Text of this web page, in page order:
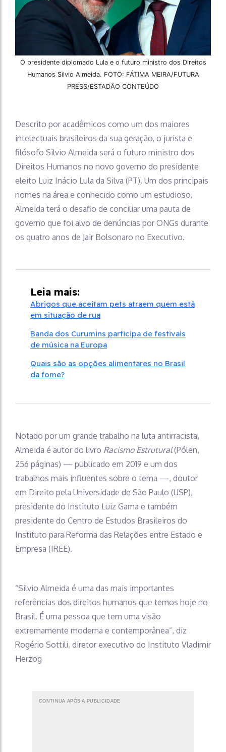
O presidente diplomado Lula e o futuro ministro dos Direitos
Humanos Silvio Almeida. FOTO: FÁTIMA MEIRA/FUTURA
PRESS/ESTADÃO CONTEÚDO
Descrito por acadêmicos como um dos maiores
intelectuais brasileiros da sua geração, o jurista e
filósofo Silvio Almeida será o futuro ministro dos
Direitos Humanos no novo governo do presidente
eleito Luiz Inácio Lula da Silva (PT). Um dos principais
nomes na área e conhecido como um estudioso,
Almeida terá o desafio de conciliar uma pauta de
governo que foi alvo de denúncias por ONGs durante
os quatro anos de Jair Bolsonaro no Executivo.
Leia mais:
Abrigos que aceitam pets atraem quem está
em situação de rua
Banda dos Curumins participa de festivais
de música na Europa
Quais são as opções alimentares no Brasil
da fome?
Notado por um grande trabalho na luta antirracista,
Almeida é autor do livro Racismo Estrutural(Pólen,
256 páginas) — publicado em 2019 e um dos
trabalhos mais influentes sobre o tema —, doutor
em Direito pela Universidade de São Paulo (USP),
presidente do Instituto Luiz Gama e também
presidente do Centro de Estudos Brasileiros do
Instituto para Reforma das Relações entre Estado e
Empresa (IREE).
“Silvio Almeida é uma das mais importantes
referências dos direitos humanos que temos hoje no
Brasil. É uma pessoa que tem uma visão
extremamente moderna e contemporânea”, diz
Rogério Sottili, diretor executivo do Instituto Vladimir
Herzog
CONTINUA APÓS A PUBLICIDADE